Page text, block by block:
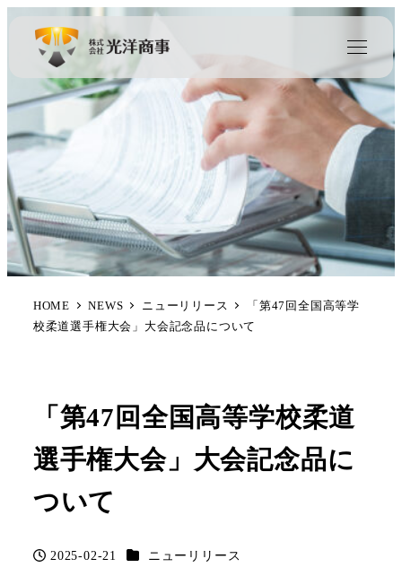
HOME NEWS ニューリリース
「第47回全国高等学
校柔道選手権大会」大会記念品について
「第47回全国高等学校柔道
選手権大会」大会記念品に
ついて
投稿日
2025-02-21 カテゴリー
ニューリリース